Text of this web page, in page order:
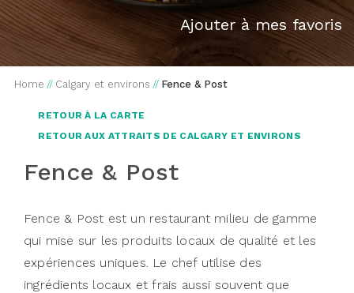
Ajouter à mes favoris
Home // Calgary et environs // Fence & Post
RETOUR À LA CARTE
RETOUR AUX ATTRAITS DE CALGARY ET ENVIRONS
Fence & Post
Fence & Post est un restaurant milieu de gamme
qui mise sur les produits locaux de qualité et les
expériences uniques. Le chef utilise des
ingrédients locaux et frais aussi souvent que